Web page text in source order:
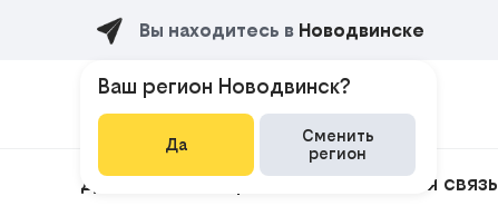
Вы находитесь в Новодвинске
Домашний интернет Мобильная связь
Ваш регион Новодвинск?
Да
Сменить
регион